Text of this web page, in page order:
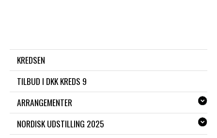
KREDSEN
TILBUD I DKK KREDS 9
ARRANGEMENTER
NORDISK UDSTILLING 2025